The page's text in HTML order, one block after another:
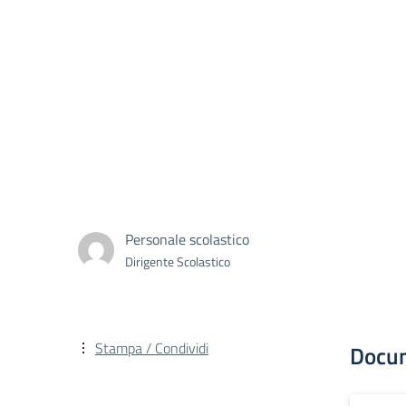
Personale scolastico
Dirigente Scolastico
Stampa / Condividi